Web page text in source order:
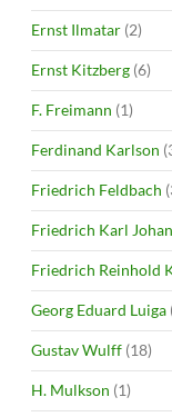
Ernst Ilmatar (2)
Ernst Kitzberg (6)
F. Freimann (1)
Ferdinand Karlson
Friedrich Feldbach
Friedrich Karl
Friedrich Reinhold
Georg Eduard Luiga
Gustav Wulff (18)
H. Mulkson (1)